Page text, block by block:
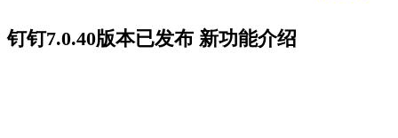
钉钉7.0.40版本已发布 新功能介绍